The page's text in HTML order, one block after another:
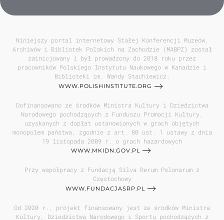
Niniejszy portal internetowy Stałej Konferencji Muzeów,
Archiwów i Bibliotek Polskich na Zachodzie (MABPZ) został
zainicjowany i był prowadzony do 2018 roku przez
pracowników Polskiego Instytutu Naukowego w Kanadzie i
Biblioteki im. Wandy Stachiewicz.
WWW.POLISHINSTITUTE.ORG
Dofinansowano ze środków Ministra Kultury i Dziedzictwa
Narodowego pochodzących z Funduszu Promocji Kultury,
uzyskanych z dopłat ustanowionych w grach objętych
monopolem państwa, zgodnie z art. 80 ust. 1 ustawy z dnia
19 listopada 2009 r. o grach hazardowych
WWW.MKIDN.GOV.PL
Przy współpracy z Fundacją Silva Rerum Polonarum z
Częstochowy
WWW.FUNDACJASRP.PL
Od 2020 r., projekt finansowany jest ze środków Ministra
Kultury, Dziedzictwa Narodowego i Sportu pochodzących z